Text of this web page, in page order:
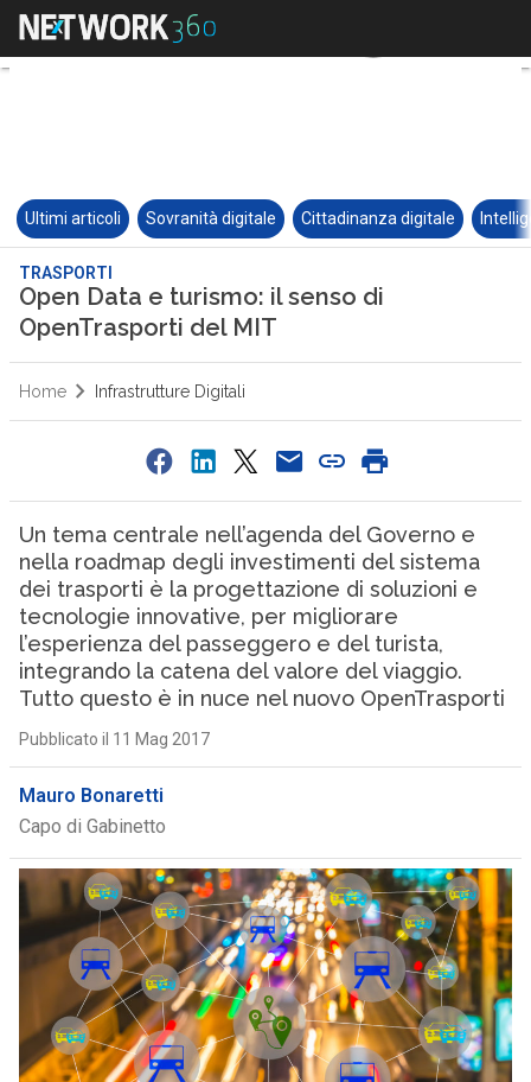
Ultimi articoli Sovranità digitale Cittadinanza digitale
TRASPORTI
Open Data e turismo: il senso di
OpenTrasporti del MIT
Home Infrastrutture Digitali
Un tema centrale nell’agenda del Governo e
nella roadmap degli investimenti del sistema
dei trasporti è la progettazione di soluzioni e
tecnologie innovative, per migliorare
l’esperienza del passeggero e del turista,
integrando la catena del valore del viaggio.
Tutto questo è in nuce nel nuovo OpenTrasporti
Pubblicato il 11 Mag 2017
Mauro Bonaretti
Capo di Gabinetto